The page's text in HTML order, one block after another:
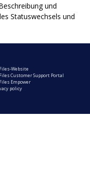
und
Statuswechsels und
Website
Customer Support Portal
Empower
policy